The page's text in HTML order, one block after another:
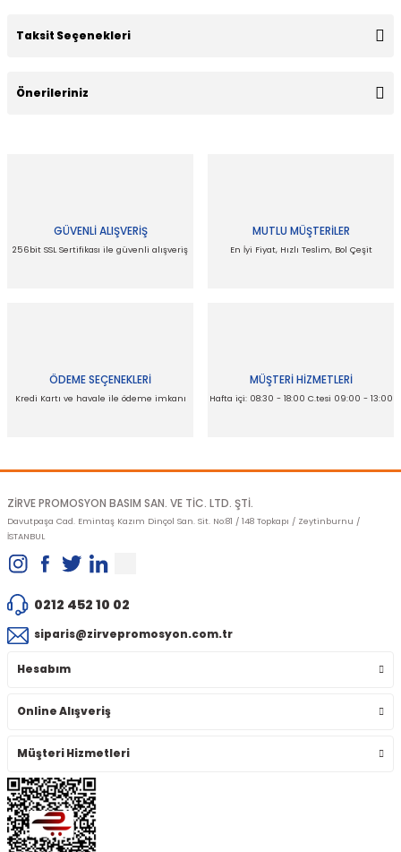
Taksit Seçenekleri
Önerileriniz
Ürün resmi kalitesiz, bozuk veya görüntülenemiyor.
GÜVENLİ ALIŞVERİŞ
256bit SSL Sertifikası ile güvenli alışveriş
MUTLU MÜŞTERİLER
En İyi Fiyat, Hızlı Teslim, Bol Çeşit
ÖDEME SEÇENEKLERİ
Kredi Kartı ve havale ile ödeme imkanı
MÜŞTERİ HİZMETLERİ
Hafta içi: 08:30 - 18:00 C.tesi 09:00 - 13:00
ZİRVE PROMOSYON BASIM SAN. VE TİC. LTD. ŞTİ.
Davutpaşa Cad. Emintaş Kazım Dinçol San. Sit. No:81 / 148 Topkapı / Zeytinburnu /
İSTANBUL
0212 452 10 02
siparis@zirvepromosyon.com.tr
Hesabım
Online Alışveriş
Müşteri Hizmetleri